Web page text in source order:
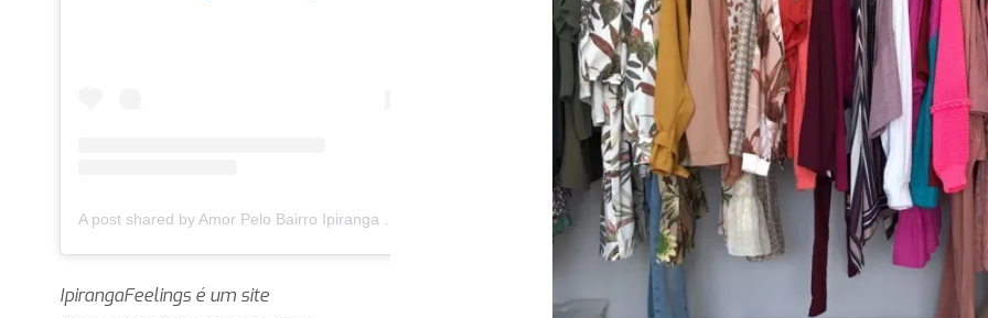
IpirangaFeelings é um site